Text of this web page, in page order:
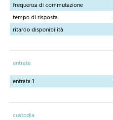
frequenza di commutazione
tempo di risposta
ritardo disponibilità
entrate
entrata 1
custodia